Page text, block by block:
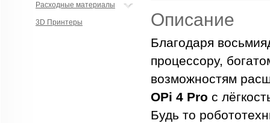
Расходные материалы
3D Принтеры Описание
Благодаря
процессору,
возможностям
OPi 4 Pro с
Будь то